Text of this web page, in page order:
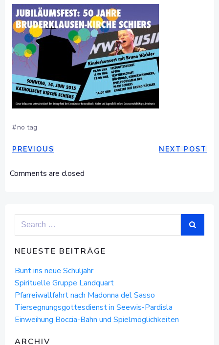
#no tag
POST
NAVIGATION
PREVIOUS
POSTNEXT POST
Comments are closed
Search
NEUESTE BEITRÄGE
Bunt ins neue Schuljahr
Spirituelle Gruppe Landquart
Pfarreiwallfahrt nach Madonna del Sasso
Tiersegnungsgottesdienst in Seewis-Pardisla
Einweihung Boccia-Bahn und Spielmöglichkeiten
ARCHIV